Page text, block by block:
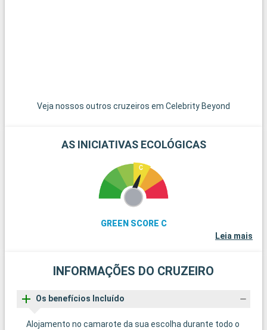
Veja nossos outros cruzeiros em Celebrity Beyond
AS INICIATIVAS ECOLÓGICAS
GREEN SCORE C
Leia mais
INFORMAÇÕES DO CRUZEIRO
Os benefícios Incluído
Alojamento no camarote da sua escolha durante todo o